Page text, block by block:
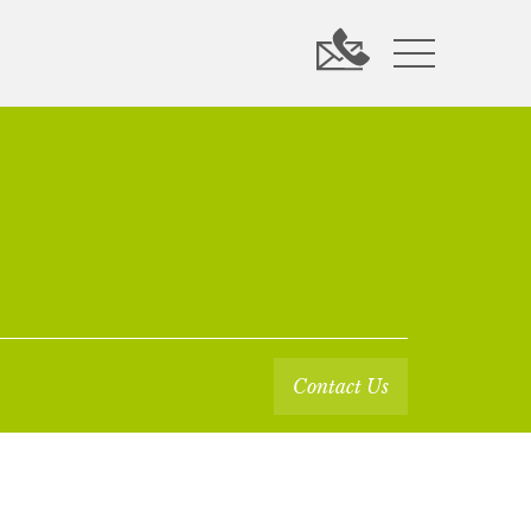
Contact Us